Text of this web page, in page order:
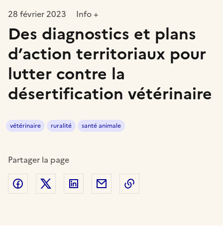
28 février 2023 Info +
Des diagnostics et plans
d’action territoriaux pour
lutter contre la
désertification vétérinaire
vétérinaire ruralité santé animale
Partager la page
Partager sur Facebook
Partager sur Twitter
Partager sur LinkedIn
Partager par email